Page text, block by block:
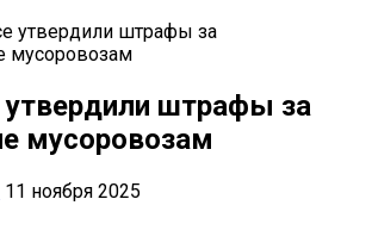
утвердили штрафы за
мусоровозам
11 ноября 2025